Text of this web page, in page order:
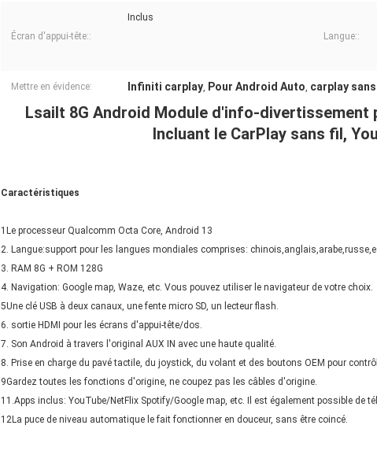
Écran d'appui-tête::
Inclus
Langue::
Mettre en évidence: Infiniti carplay, Pour Android Auto, carplay sans
Lsailt 8G Android Module d'info-divertissement
Incluant le CarPlay sans fil,
Caractéristiques
1Le processeur Qualcomm Octa Core, Android 13
2. Langue:support pour les langues mondiales comprises:
3. RAM 8G + ROM 128G
4. Navigation: Google map, Waze, etc. Vous pouvez utiliser le navigateur de votre choix.
5Une clé USB à deux canaux, une fente micro SD, un lecteur flash.
6. sortie HDMI pour les écrans d'appui-tête/dos.
7. Son Android à travers l'original AUX IN avec une haute qualité.
8. Prise en charge du pavé tactile, du joystick, du volant et des boutons OEM pour
9Gardez toutes les fonctions d'origine, ne coupez pas les câbles d'origine.
11.Apps inclus: YouTube/NetFlix Spotify/Google map, etc. Il est également possible de
12La puce de niveau automatique le fait fonctionner en douceur, sans être coincé.